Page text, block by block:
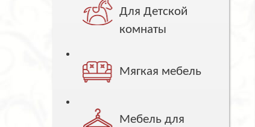
Для Детской
комнаты
Мягкая мебель
Мебель для